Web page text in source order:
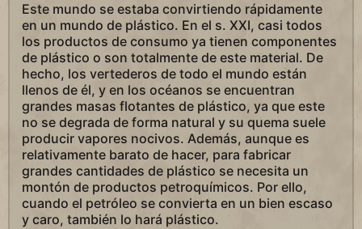
Este mundo se estaba convirtiendo rápidamente
en un mundo de plástico. En el s. XXI, casi todos
los productos de consumo ya tienen componentes
de plástico o son totalmente de este material. De
hecho, los vertederos de todo el mundo están
llenos de él, y en los océanos se encuentran
grandes masas flotantes de plástico, ya que este
no se degrada de forma natural y su quema suele
producir vapores nocivos. Además, aunque es
relativamente barato de hacer, para fabricar
grandes cantidades de plástico se necesita un
montón de productos petroquímicos. Por ello,
cuando el petróleo se convierta en un bien escaso
y caro, también lo hará plástico.